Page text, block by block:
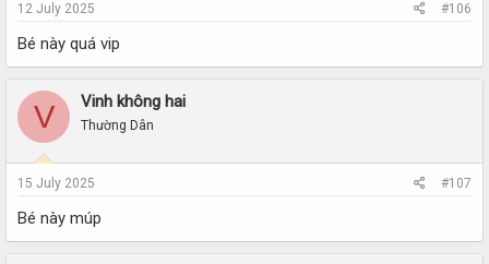
12 July 2025 #106
Bé này quá vip
V Vinh không hai
Thường Dân
15 July 2025 #107
Bé này múp